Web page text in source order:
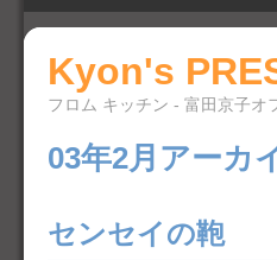
Kyon's
フロム キッチン - 富田京子オ
03年2月アーカ
センセイの鞄